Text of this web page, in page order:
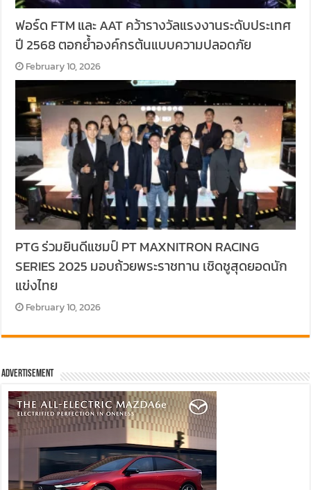
ฟอร์ด FTM และ AAT คว้ารางวัลแรงงานระดับประเทศ
ปี 2568 ตอกย้ำองค์กรต้นแบบความปลอดภัย
February 10, 2026
PTG ร่วมยินดีแชมป์ PT MAXNITRON RACING
SERIES 2025 มอบถ้วยพระราชทาน เชิดชูสุดยอดนัก
แข่งไทย
February 10, 2026
Advertisement